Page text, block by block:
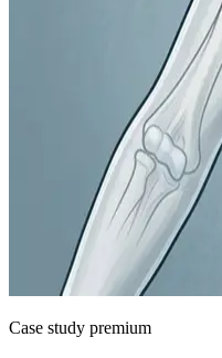
Case study premium